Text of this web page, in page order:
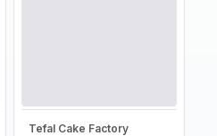
Tefal Cake Factory